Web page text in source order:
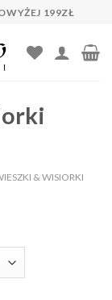
199ZŁ
& WISIORKI